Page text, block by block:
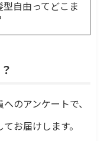
型自由ってどこま
のアンケートで、
てお届けします。